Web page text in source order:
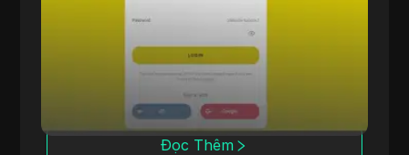
Offerrum, hoạt động từ năm 2010, cung cấp
2000 ưu đãi, bao gồm 250 ưu đãi độc quyền
cho các affiliate.
Đọc Thêm